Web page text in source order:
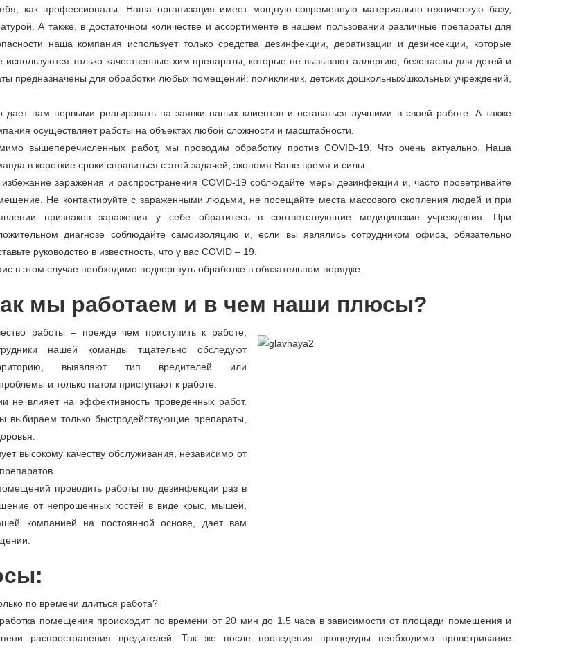
как профессионалы. Наша организация имеет мощную-современную материально-техническую базу,
А также, в достаточном количестве и ассортименте в нашем пользовании различные препараты для
наша компания использует только средства дезинфекции, дератизации и дезинсекции, которые
только качественные хим.препараты, которые не вызывают аллергию, безопасны для детей и
предназначены для обработки любых помещений: поликлиник, детских дошкольных/школьных учреждений,
дает нам первыми реагировать на заявки наших клиентов и оставаться лучшими в своей работе. А также
осуществляет работы на объектах любой сложности и масштабности.
вышеперечисленных работ, мы проводим обработку против COVID-19. Что очень актуально. Наша
в короткие сроки справиться с этой задачей, экономя Ваше время и силы.
заражения и распространения COVID-19 соблюдайте меры дезинфекции и, часто проветривайте
Не контактируйте с зараженными людьми, не посещайте места массового скопления людей и при
признаков заражения у себе обратитесь в соответствующие медицинские учреждения. При
диагнозе соблюдайте самоизоляцию и, если вы являлись сотрудником офиса, обязательно
руководство в известность, что у вас COVID – 19.
в этом случае необходимо подвергнуть обработке в обязательном порядке.
мы работаем и в чем наши плюсы?
работы – прежде чем приступить к работе,
нашей команды тщательно обследуют
выявляют тип вредителей или
и только патом приступают к работе.
не влияет на эффективность проведенных работ.
выбираем только быстродействующие препараты,
высокому качеству обслуживания, независимо от
проводить работы по дезинфекции раз в
от непрошенных гостей в виде крыс, мышей,
компанией на постоянной основе, дает вам
по времени длиться работа?
помещения происходит по времени от 20 мин до 1.5 часа в зависимости от площади помещения и
распространения вредителей. Так же после проведения процедуры необходимо проветривание